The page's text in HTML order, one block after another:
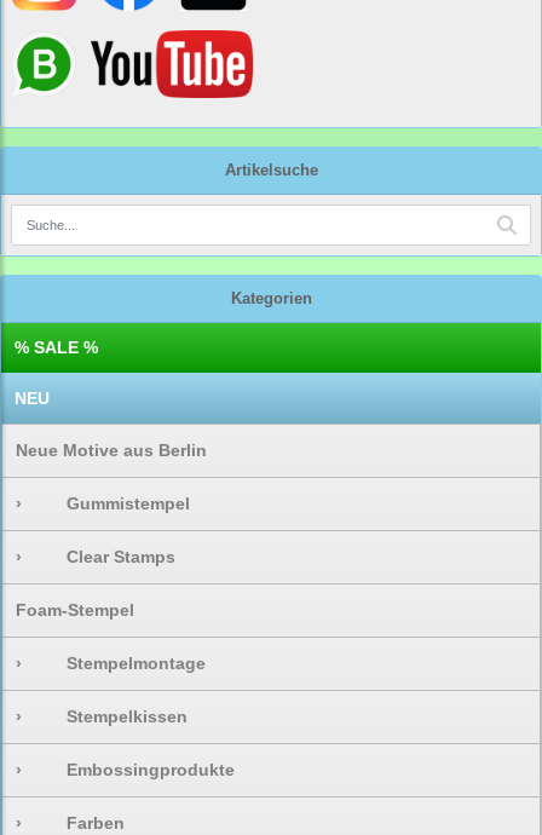
Artikelsuche
Kategorien
% SALE %
NEU
Neue Motive aus Berlin
› Gummistempel
› Clear Stamps
Foam-Stempel
› Stempelmontage
› Stempelkissen
› Embossingprodukte
› Farben